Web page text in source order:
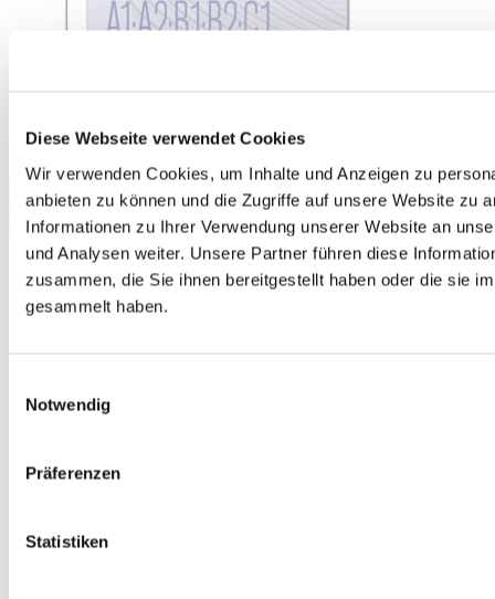
Diese Webseite verwendet Cookies
Wir verwenden Cookies, um Inhalte und Anzeigen zu
anbieten zu können und die Zugriffe auf unsere Website zu
Informationen zu Ihrer Verwendung unserer Website an
und Analysen weiter. Unsere Partner führen diese
zusammen, die Sie ihnen bereitgestellt haben oder die sie
gesammelt haben.
Notwendig
Präferenzen
Statistiken
50 test takers
Add to Cart